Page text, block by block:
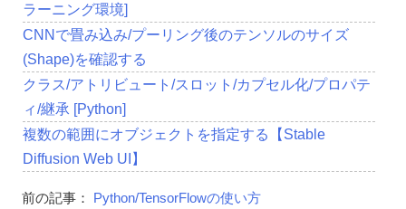
ラーニング環境]
CNNで畳み込み/プーリング後のテンソルのサイズ
(Shape)を確認する
クラス/アトリビュート/スロット/カプセル化/プロパテ
ィ/継承 [Python]
複数の範囲にオブジェクトを指定する【Stable
Diffusion Web UI】
前の記事：
Python/TensorFlowの使い方